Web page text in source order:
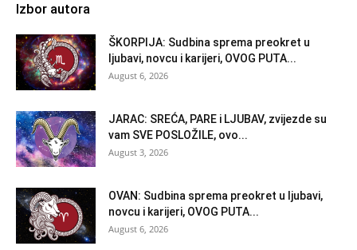
Izbor autora
ŠKORPIJA: Sudbina sprema preokret u
ljubavi, novcu i karijeri, OVOG PUTA...
August 6, 2026
JARAC: SREĆA, PARE i LJUBAV, zvijezde su
vam SVE POSLOŽILE, ovo...
August 3, 2026
OVAN: Sudbina sprema preokret u ljubavi,
novcu i karijeri, OVOG PUTA...
August 6, 2026